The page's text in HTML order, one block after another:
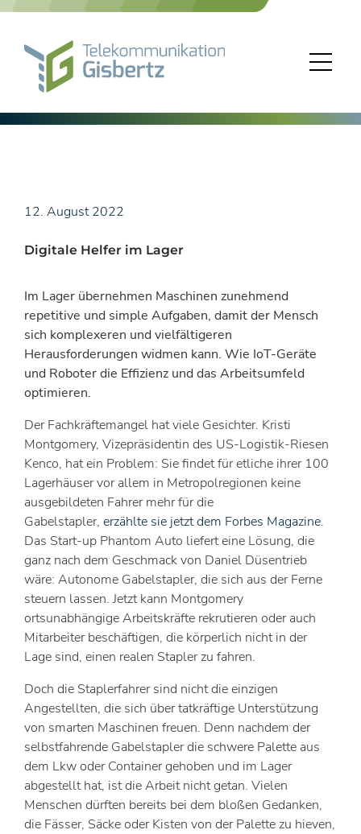
Skip
12. August 2022
Digitale Helfer im Lager
Im Lager übernehmen Maschinen zunehmend
repetitive und simple Aufgaben, damit der Mensch
sich komplexeren und vielfältigeren
Herausforderungen widmen kann. Wie IoT-Geräte
und Roboter die Effizienz und das Arbeitsumfeld
optimieren.
Der Fachkräftemangel hat viele Gesichter. Kristi
Montgomery, Vizepräsidentin des US-Logistik-Riesen
Kenco, hat ein Problem: Sie findet für etliche ihrer 100
Lagerhäuser vor allem in Metropolregionen keine
ausgebildeten Fahrer mehr für die
Gabelstapler, erzählte sie jetzt dem Forbes Magazine.
Das Start-up Phantom Auto liefert eine Lösung, die
ganz nach dem Geschmack von Daniel Düsentrieb
wäre: Autonome Gabelstapler, die sich aus der Ferne
steuern lassen. Jetzt kann Montgomery
ortsunabhängige Arbeitskräfte rekrutieren oder auch
Mitarbeiter beschäftigen, die körperlich nicht in der
Lage sind, einen realen Stapler zu fahren.
Doch die Staplerfahrer sind nicht die einzigen
Angestellten, die sich über tatkräftige Unterstützung
von smarten Maschinen freuen. Denn nachdem der
selbstfahrende Gabelstapler die schwere Palette aus
dem Lkw oder Container gehoben und im Lager
abgestellt hat, ist die Arbeit nicht getan. Vielen
Menschen dürften bereits bei dem bloßen Gedanken,
die Fässer, Säcke oder Kisten von der Palette zu hieven,